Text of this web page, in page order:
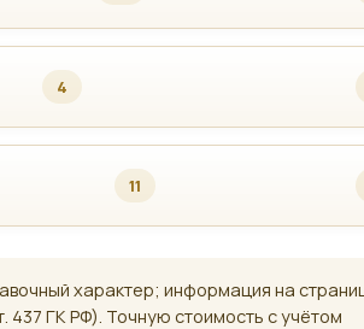
4
11
характер; информация на
437 ГК РФ). Точную стоимость с учётом